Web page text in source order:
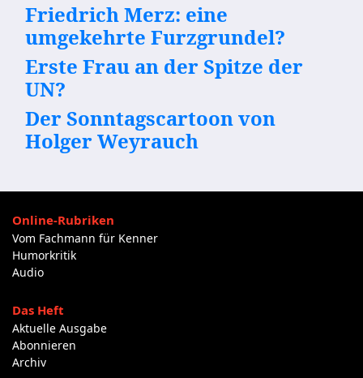
Friedrich Merz: eine
umgekehrte Furzgrundel?
Erste Frau an der Spitze der
UN?
Der Sonntagscartoon von
Holger Weyrauch
Online-Rubriken
Vom Fachmann für Kenner
Humorkritik
Audio
Das Heft
Aktuelle Ausgabe
Abonnieren
Archiv